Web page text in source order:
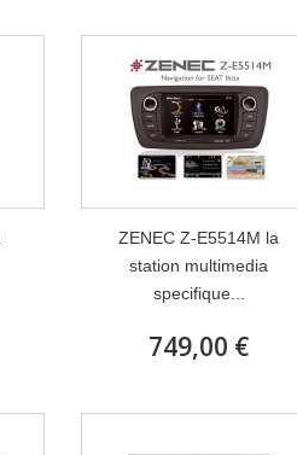
ZENEC Z-E5514M la
station multimedia
specifique...
749,00 €